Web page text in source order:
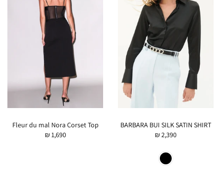
Fleur du mal Nora Corset Top
₪ 1,690
BARBARA BUI SILK SATIN SHIRT
₪ 2,390